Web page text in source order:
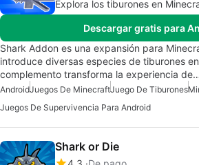
Explora los tiburones en
Descargar gratis para
Shark Addon es una expansión para
introduce diversas especies de tiburones
complemento transforma la experiencia
AndroidJuegos De MinecraftJuego De Tiburones
Juegos De Supervivencia Para Android
Shark or Die